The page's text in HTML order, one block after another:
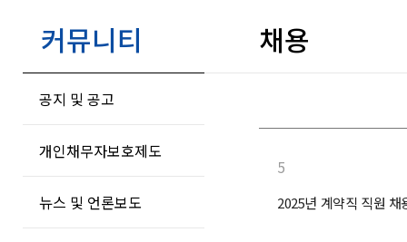
커뮤니티
공지 및 공고
개인채무자보호제도
뉴스 및 언론보도
채용
5
2025년 계약직 직원 채